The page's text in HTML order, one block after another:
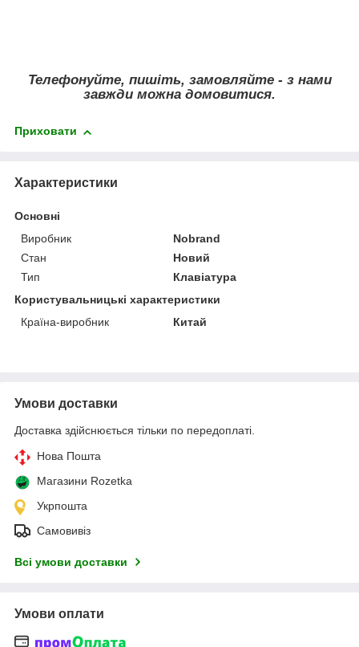
Телефонуйте, пишіть, замовляйте - з нами
завжди можна домовитися.
Приховати
Характеристики
Основні
Виробник
Nobrand
Стан
Новий
Тип
Клавіатура
Користувальницькі характеристики
Країна-виробник
Китай
Умови доставки
Доставка здійснюється тільки по передоплаті.
Нова Пошта
Магазини Rozetka
Укрпошта
Самовивіз
Всі умови доставки
Умови оплати